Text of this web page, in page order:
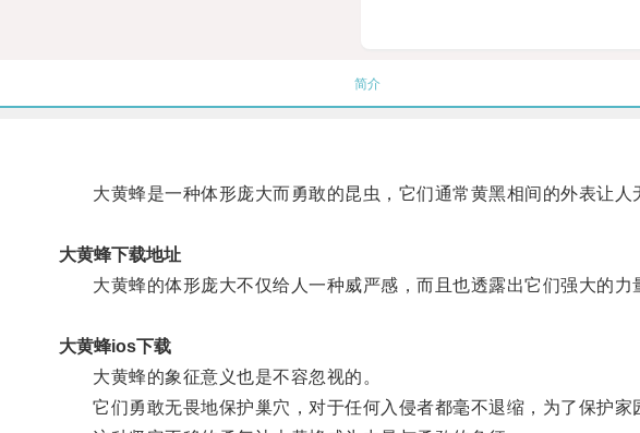
简介
大黄蜂是一种体形庞大而勇敢的昆虫，它们通常黄黑相间的外表让人
大黄蜂下载地址
大黄蜂的体形庞大不仅给人一种威严感，而且也透露出它们强大的力
大黄蜂ios下载
大黄蜂的象征意义也是不容忽视的。
它们勇敢无畏地保护巢穴，对于任何入侵者都毫不退缩，为了保护家